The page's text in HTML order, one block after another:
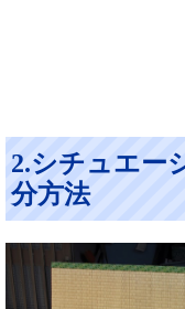
2.シチュエー
分方法